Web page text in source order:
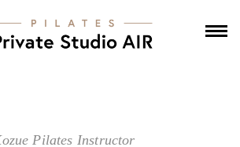
Pilates Instructor